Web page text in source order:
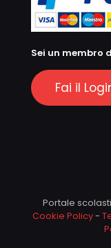
Sei un membro
Fai il
Portale
Cookie Policy-